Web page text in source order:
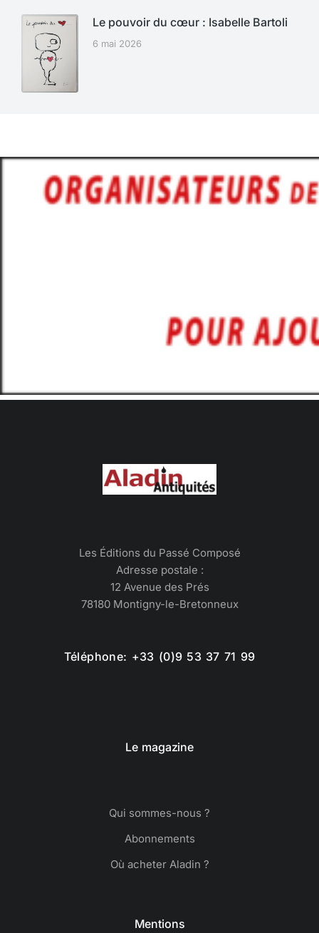
Le pouvoir du cœur : Isabelle Bartoli
6 mai 2026
Les Éditions du Passé Composé
Adresse postale :
12 Avenue des Prés
78180 Montigny-le-Bretonneux
Téléphone: +33 (0)9 53 37 71 99
Le magazine
Qui sommes-nous ?
Abonnements
Où acheter Aladin ?
Mentions